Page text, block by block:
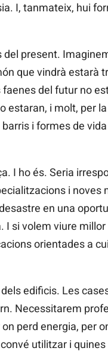
I, tanmateix, hui
present.
que vindrà estarà
del futur no
i molt, per
i formes de
I ho és. Seria
i noves
en una
si volem viure
orientades a
edificis. Les
Necessitarem
perd energia, per
utilitzar i